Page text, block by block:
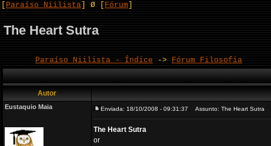
Paraíso Niilista ] Ø [ Fórum
The Heart Sutra
Paraíso Niilista - Índice -> Fórum Filosofia
Autor
Eustaquio Maia Enviada: 18/10/2008 - 09:31:37 Assunto: The Heart Sutra
The Heart Sutra
or